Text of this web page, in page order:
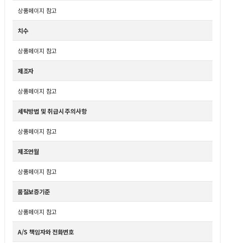
상품페이지 참고
치수
상품페이지 참고
제조자
상품페이지 참고
세탁방법 및 취급시 주의사항
상품페이지 참고
제조연월
상품페이지 참고
품질보증기준
상품페이지 참고
A/S 책임자와 전화번호